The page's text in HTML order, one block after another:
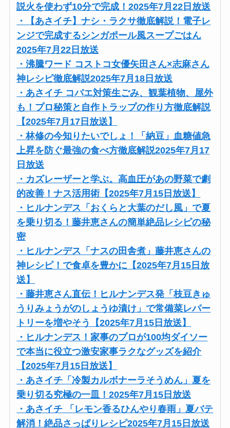
説火を使わず10分で完成！2025年7月22日放送
・【あさイチ】ナシ・ラクサ徹底解説！電子レ
ンジで完成するシンガポール風スープごはん
2025年7月22日放送
・沸騰ワード コストコ女優矢田さん×志麻さん
神レシピ徹底解説2025年7月18日放送
・あさイチ コバエ対策生ごみ、観葉植物、屋外
も！プロ秘策と自作トラップの作り方徹底解説
【2025年7月17日放送】
・林修の今知りたいでしょ！「納豆」血糖値急
上昇を防ぐ最強の食べ方徹底解説2025年7月17
日放送
・カズレーザーと学ぶ。高血圧があの野菜で劇
的改善！ナス活用術【2025年7月15日放送】
・ヒルナンデス「おくらと大葉のだし風」で夏
を乗り切る！藤井恵さんの簡単絶品レシピの秘
密
・ヒルナンデス「ナスの田舎煮」藤井恵さんの
神レシピ！で食卓を豊かに【2025年7月15日放
送】
・藤井恵さん直伝！ヒルナンデス発「枝豆きゅ
うりみょうがのしょうゆ漬け」で常備菜レパー
トリーを増やそう【2025年7月15日放送】
・ヒルナンデス！家事のプロが100均ダイソー
で本当に役立つ激安家事ラクなグッズを紹介
【2025年7月15日放送】
・あさイチ「冷製カルボナーラそうめん」夏を
乗り切る究極の一皿！2025年7月15日放送
・あさイチ 「レモン香るひんやり春雨」夏バテ
解消！絶品さっぱりレシピ2025年7月15日放送